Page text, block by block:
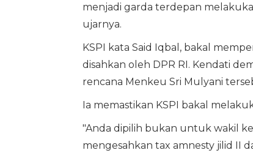
menjadi garda terdepan
ujarnya.
KSPI kata Said Iqbal, bakal
disahkan oleh DPR RI. Kendati
rencana Menkeu Sri Mulyani
Ia memastikan KSPI bakal
"Anda dipilih bukan untuk wakil
mengesahkan tax amnesty jilid II